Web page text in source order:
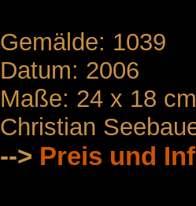
Gemälde: 1039
Datum: 2006
Maße: 24 x 18 cm
Christian
--> Preis und